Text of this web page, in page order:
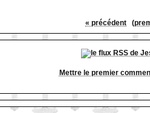
« précédent
Mettre le premier